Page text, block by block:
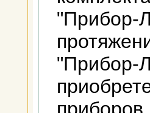
"Прибор-
"Прибор-